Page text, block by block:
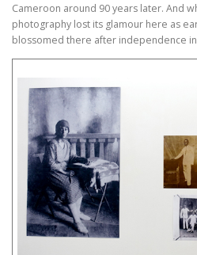
Cameroon around 90 years later. And
photography lost its glamour here as
blossomed there after independence